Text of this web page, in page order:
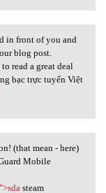
in front of you and
blog post.
read a great deal
bạc trực tuyến Việt
(that mean - here)
Mobile
steam